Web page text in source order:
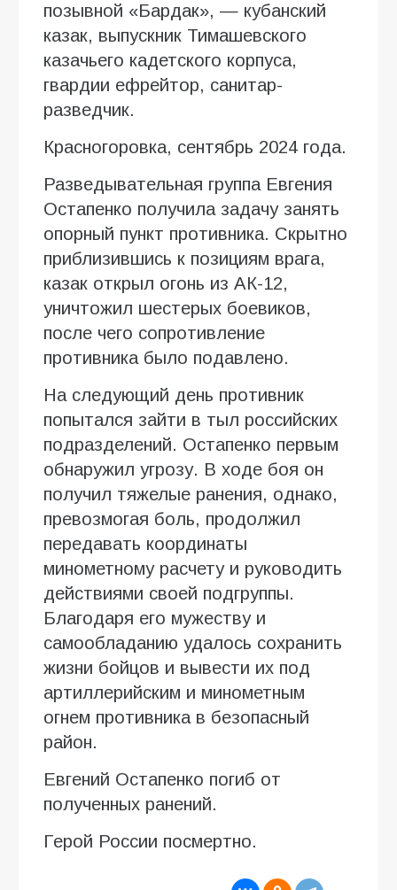
позывной «Бардак», — кубанский
казак, выпускник Тимашевского
казачьего кадетского корпуса,
гвардии ефрейтор, санитар-
разведчик.
Красногоровка, сентябрь 2024 года.
Разведывательная группа Евгения
Остапенко получила задачу занять
опорный пункт противника. Скрытно
приблизившись к позициям врага,
казак открыл огонь из АК-12,
уничтожил шестерых боевиков,
после чего сопротивление
противника было подавлено.
На следующий день противник
попытался зайти в тыл российских
подразделений. Остапенко первым
обнаружил угрозу. В ходе боя он
получил тяжелые ранения, однако,
превозмогая боль, продолжил
передавать координаты
минометному расчету и руководить
действиями своей подгруппы.
Благодаря его мужеству и
самообладанию удалось сохранить
жизни бойцов и вывести их под
артиллерийским и минометным
огнем противника в безопасный
район.
Евгений Остапенко погиб от
полученных ранений.
Герой России посмертно.